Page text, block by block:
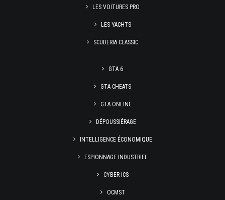
LES VOITURES PRO
LES YACHTS
SCUDERIA CLASSIC
GTA 6
GTA CHEATS
GTA ONLINE
DÉPOUSSIÉRAGE
INTELLIGENCE ÉCONOMIQUE
ESPIONNAGE INDUSTRIEL
CYBER ICS
OCMST